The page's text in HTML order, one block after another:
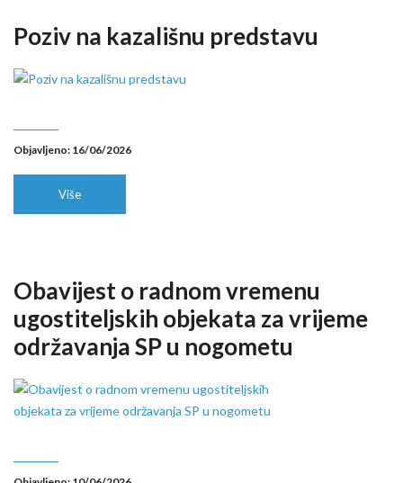
Poziv na kazališnu predstavu
Objavljeno: 16/06/2026
Više
Obavijest o radnom vremenu
ugostiteljskih objekata za vrijeme
održavanja SP u nogometu